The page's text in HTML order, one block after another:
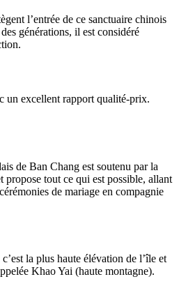
l’entrée de ce sanctuaire chinois
générations, il est considéré
un excellent rapport qualité-prix.
de Ban Chang est soutenu par la
tout ce qui est possible, allant
de mariage en compagnie
la plus haute élévation de l’île et
Khao Yai (haute montagne).